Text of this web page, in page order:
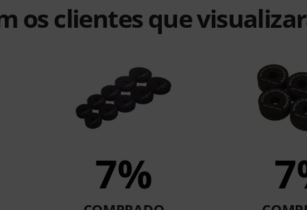
os clientes que
7%